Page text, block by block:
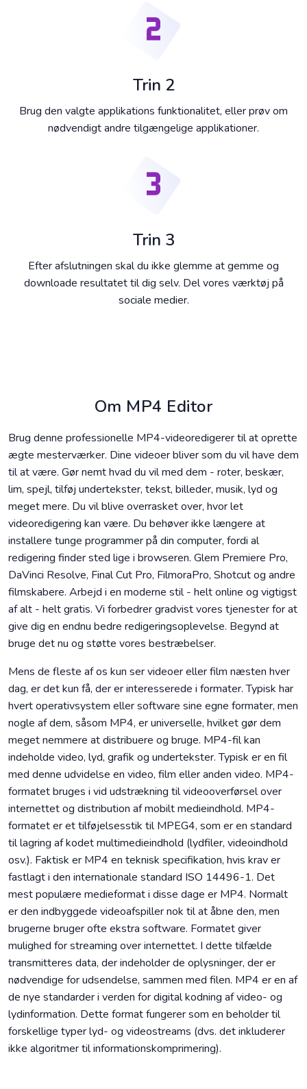
Trin 2
Brug den valgte applikations funktionalitet, eller prøv om
nødvendigt andre tilgængelige applikationer.
Trin 3
Efter afslutningen skal du ikke glemme at gemme og
downloade resultatet til dig selv. Del vores værktøj på
sociale medier.
Om MP4 Editor
Brug denne professionelle MP4-videoredigerer til at oprette
ægte mesterværker. Dine videoer bliver som du vil have dem
til at være. Gør nemt hvad du vil med dem - roter, beskær,
lim, spejl, tilføj undertekster, tekst, billeder, musik, lyd og
meget mere. Du vil blive overrasket over, hvor let
videoredigering kan være. Du behøver ikke længere at
installere tunge programmer på din computer, fordi al
redigering finder sted lige i browseren. Glem Premiere Pro,
DaVinci Resolve, Final Cut Pro, FilmoraPro, Shotcut og andre
filmskabere. Arbejd i en moderne stil - helt online og vigtigst
af alt - helt gratis. Vi forbedrer gradvist vores tjenester for at
give dig en endnu bedre redigeringsoplevelse. Begynd at
bruge det nu og støtte vores bestræbelser.
Mens de fleste af os kun ser videoer eller film næsten hver
dag, er det kun få, der er interesserede i formater. Typisk har
hvert operativsystem eller software sine egne formater, men
nogle af dem, såsom MP4, er universelle, hvilket gør dem
meget nemmere at distribuere og bruge. MP4-fil kan
indeholde video, lyd, grafik og undertekster. Typisk er en fil
med denne udvidelse en video, film eller anden video. MP4-
formatet bruges i vid udstrækning til videooverførsel over
internettet og distribution af mobilt medieindhold. MP4-
formatet er et tilføjelsesstik til MPEG4, som er en standard
til lagring af kodet multimedieindhold (lydfiler, videoindhold
osv.). Faktisk er MP4 en teknisk specifikation, hvis krav er
fastlagt i den internationale standard ISO 14496-1. Det
mest populære medieformat i disse dage er MP4. Normalt
er den indbyggede videoafspiller nok til at åbne den, men
brugerne bruger ofte ekstra software. Formatet giver
mulighed for streaming over internettet. I dette tilfælde
transmitteres data, der indeholder de oplysninger, der er
nødvendige for udsendelse, sammen med filen. MP4 er en af
de nye standarder i verden for digital kodning af video- og
lydinformation. Dette format fungerer som en beholder til
forskellige typer lyd- og videostreams (dvs. det inkluderer
ikke algoritmer til informationskomprimering).